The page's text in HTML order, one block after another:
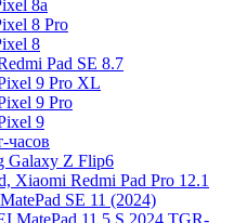
8a
8 Pro
8
Pad SE 8.7
9 Pro XL
9 Pro
9
часов
Galaxy Z Flip6
Xiaomi Redmi Pad Pro 12.1
SE 11 (2024)
MatePad 11.5 S 2024 TGR-